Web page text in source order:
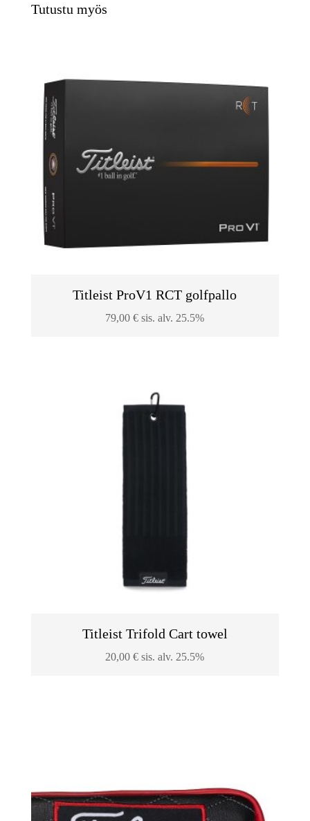
Tutustu myös
Titleist ProV1 RCT golfpallo
79,00€ sis. alv. 25.5%
Titleist Trifold Cart towel
20,00€ sis. alv. 25.5%